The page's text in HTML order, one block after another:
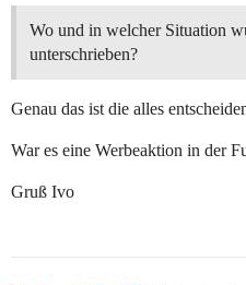
Wo und in welcher Situation
unterschrieben?
Genau das ist die alles
War es eine Werbeaktion in der
Gruß Ivo